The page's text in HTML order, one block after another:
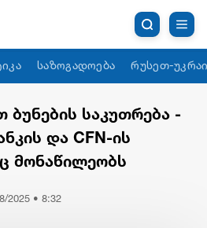
საზოგადოება რუსეთ-
საკუთრება -
და CFN-ის
მონაწილეობს
2025 • 8:32